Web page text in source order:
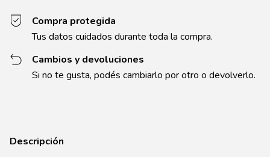
Compra protegida
Tus datos cuidados durante toda la compra.
Cambios y devoluciones
Si no te gusta, podés cambiarlo por otro o devolverlo.
Descripción